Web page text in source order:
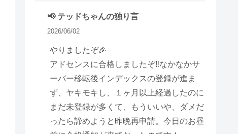
📢 テッドちゃんの独り言
2026/06/02
やりましたぞ🎉
アドセンスに合格しましたぞ‼️なかなかサ
ーバー移転後インデックスの登録が進ま
ず、ヤキモキし、１ヶ月以上経過したのに
まだ未登録が多くて、もういいや、ダメだ
ったら諦めようと昨晩再申請。今日のお昼